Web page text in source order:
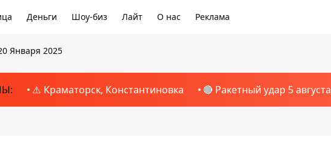
Деньги Шоу-биз Лайт О нас Реклама
Января 2025
⚠️ Краматорск, Константиновка 🔴 Ракетный удар 5 августа